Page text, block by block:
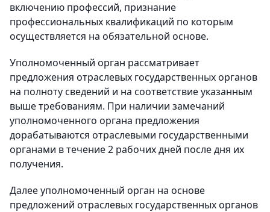
включению профессий, признание
профессиональных квалификаций по которым
осуществляется на обязательной основе.
Уполномоченный орган рассматривает
предложения отраслевых государственных органов
на полноту сведений и на соответствие указанным
выше требованиям. При наличии замечаний
уполномоченного органа предложения
дорабатываются отраслевыми государственными
органами в течение 2 рабочих дней после дня их
получения.
Далее уполномоченный орган на основе
предложений отраслевых государственных органов